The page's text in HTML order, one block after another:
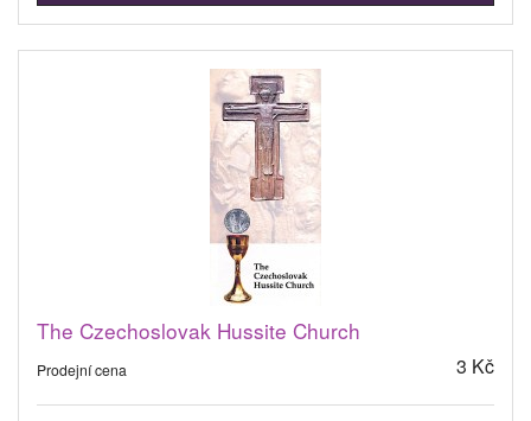
The Czechoslovak Hussite Church
Prodejní cena 3 Kč